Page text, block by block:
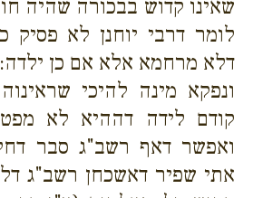
שאינו קדוש בבכורה שהיה
לומר דרבי יוחנן לא פסיק
דלא מרחמא אלא אם כן ילדה:
ונפקא מינה להיכי
קודם לידה דההיא לא
ואפשר דאף רשב"ג סבר
אתי שפיר דאשכחן רשב"ג